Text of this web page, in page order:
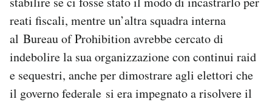
reati fiscali, mentre un’altra squadra interna
al Bureau of Prohibition avrebbe cercato di
indebolire la sua organizzazione con continui raid
e sequestri, anche per dimostrare agli elettori che
il governo federale si era impegnato a risolvere il